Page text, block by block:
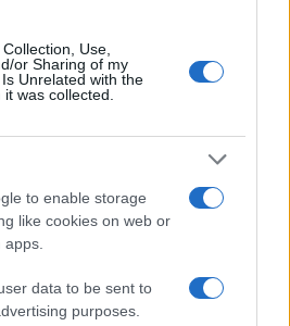
Use,
or Sharing of my
Unrelated with the
was collected.
to enable storage
like cookies on web or
data to be sent to
purposes.
μαχαίρια στην Ελπίδα
«Καρυστιανού,
μετέτρεψαν το
αρχηγικό κόμμα»
Πότε μπορεί να
και να επιβληθεί
για τις γονικές παροχές
τα τακτικά ραντεβού του
του νοσοκομείου
κλάπηκε το μηχανάκι του
Νέες μειώσεις τιμών –
εθνική πρωτοβουλία,